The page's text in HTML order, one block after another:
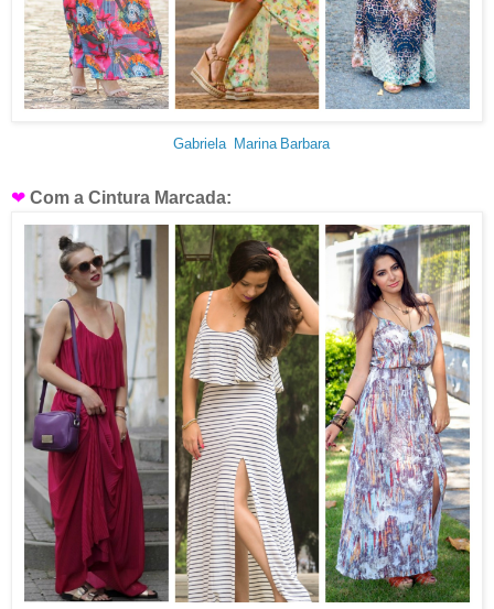
Gabriela Marina Barbara
❤ Com a Cintura Marcada: